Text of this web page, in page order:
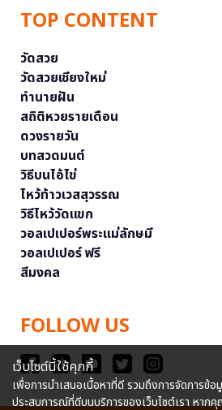
TOP CONTENT
วัดสวย
วัดสวยเชียงใหม่
ทำนายฝัน
สถิติหวยรายเดือน
ดวงรายวัน
บทสวดมนต์
วิธีบนไอ้ไข่
ไหว้ท้าวเวสสุวรรณ
วิธีไหว้วัดแขก
วอลเปเปอร์พระแม่ลักษมี
วอลเปเปอร์ ฟรี
สีมงคล
FOLLOW US
เว็บไซต์นี้ใช้คุกกี้
เพื่อการนำเสนอเนื้อหาที่ดี รวมถึงการจัดการข้
ประสบการณ์ที่ดีบนบริการของเว็บไซต์เรา หากคุ